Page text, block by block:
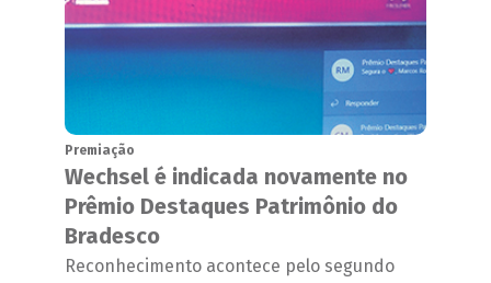
Premiação
Wechsel é indicada novamente no
Prêmio Destaques Patrimônio do
Bradesco
Reconhecimento acontece pelo segundo